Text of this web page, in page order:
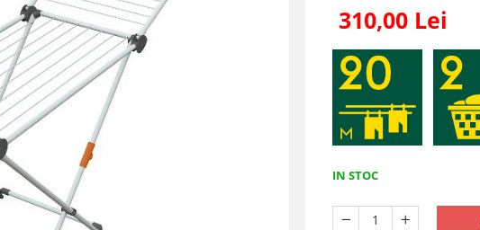
310,00 Lei
IN STOC